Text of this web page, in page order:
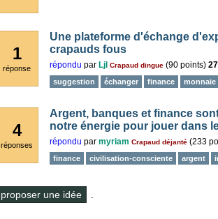
1
réponse
Une plateforme d'échange
crapauds fous
répondu par Ljl Crapaud dingue (90 points)
suggestion échanger finance monnaie
4
réponses
Argent, banques et finance
notre énergie pour jouer dans
répondu par myriam Crapaud déjanté (233
finance civilisation-consciente argent
proposer une idée